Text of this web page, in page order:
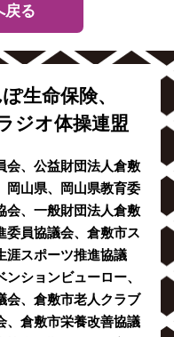
戻る
生命保険、
ジオ体操連盟
会、公益財団法人倉敷
山県、岡山県教育委
会、一般財団法人倉敷
委員協議会、倉敷市ス
涯スポーツ推進協議
ションビューロー、
会、倉敷市老人クラブ
、倉敷市栄養改善協議